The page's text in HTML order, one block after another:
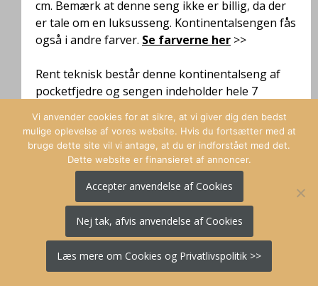
cm. Bemærk at denne seng ikke er billig, da der
er tale om en luksusseng. Kontinentalsengen fås
også i andre farver. Se farverne her >>
Rent teknisk består denne kontinentalseng af
pocketfjedre og sengen indeholder hele 7
muligt. Madrassen er polstret med en 25 mm
latex.Klik, køb og læs mere her>>
Vi anvender cookies for at sikre, at vi giver dig den bedst
mulige oplevelse af vores website. Hvis du fortsætter med at
bruge dette site vil vi antage, at du er indforstået med det.
Dette website er finansieret af annoncer.
Accepter anvendelse af Cookies
Nej tak, afvis anvendelse af Cookies
Læs mere om Cookies og Privatlivspolitik >>